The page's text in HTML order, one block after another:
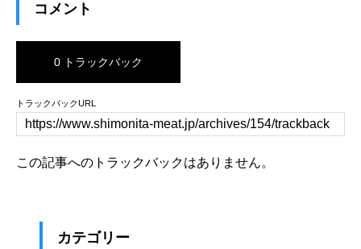
コメント
0 トラックバック
トラックバックURL
この記事へのトラックバックはありません。
カテゴリー